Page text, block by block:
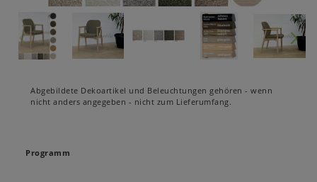
Abgebildete Dekoartikel und Beleuchtungen gehören - wenn
nicht anders angegeben - nicht zum Lieferumfang.
Programm